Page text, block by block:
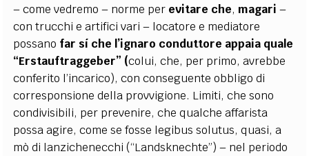
– come vedremo – norme per evitare che, magari –
con trucchi e artifici vari – locatore e mediatore
possano far sí che l’ignaro conduttore appaia quale
“Erstauftraggeber” (colui, che, per primo, avrebbe
conferito l’incarico), con conseguente obbligo di
corresponsione della provvigione. Limiti, che sono
condivisibili, per prevenire, che qualche affarista
possa agire, come se fosse legibus solutus, quasi, a
mò di lanzichenecchi (“Landsknechte”) – nel periodo